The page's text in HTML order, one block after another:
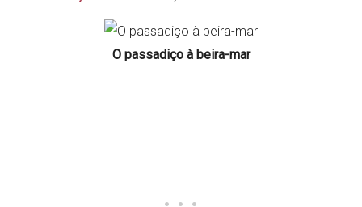
O passadiço à beira-mar